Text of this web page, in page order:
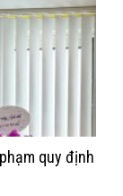
quy định